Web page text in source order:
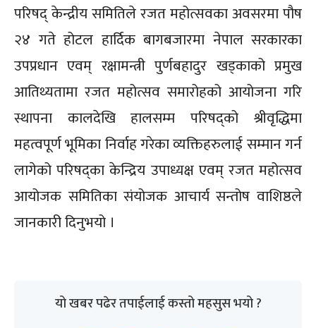
परिषद् केन्द्रीय समितिले रजत महोत्सवका अवसरमा पौष
२४ गते होटल हार्दिक बागबजारमा नेपाल सरकारका
उपप्रधान एवम् रक्षामन्त्री पुर्णबहादुर खड्काको प्रमुख
आतिथ्यतामा रजत महोत्सव समारोहको आयोजना गरि
स्थापना कालदेखि हालसम्म परिषद्को श्रीवृद्धिमा
महत्वपूर्ण भूमिका निर्वाह गरेका व्यक्तिहरुलाई सम्मान गर्न
लागेको परिषद्का केन्द्रिय उपाध्यक्ष एवम् रजत महोत्सव
आयोजक समितिका संयोजक आचार्य सन्तोष वाशिष्ठले
जानकारी दिनुभयो ।
यो खबर पढेर तपाईलाई कस्तो महसुस भयो ?